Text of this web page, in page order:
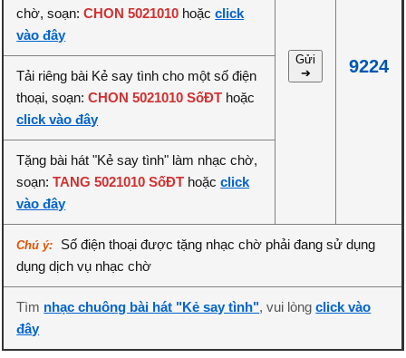
Gửi
➔
9224
chờ, soạn:CHON 5021010 hoặcclick
vào đây
Tải riêng bài Kẻ say tình cho một số điện
thoại, soạn:CHON 5021010 SốĐT hoặc
click vào đây
Tặng bài hát "Kẻ say tình" làm nhạc chờ,
soạn:TANG 5021010 SốĐT hoặcclick
vào đây
Chú ý:
Số điện thoại được tặng nhạc chờ phải đang sử dụng
dụng dịch vụ nhạc chờ
Tìm nhạc chuông bài hát "Kẻ say tình", vui lòngclick vào
đây